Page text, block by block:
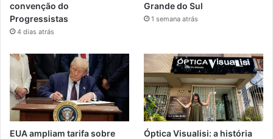
convenção do
Progressistas
4 dias atrás
Grande do Sul
1 semana atrás
EUA ampliam tarifa sobre
Óptica Visualisi: a história